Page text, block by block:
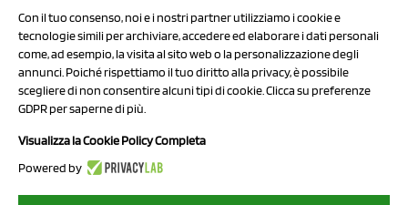
Privacy Policy
Cookie Policy
Chi Siamo
2023 NCX Drahorad srl - All rights reserved
Con il tuo consenso, noi e i nostri partner utilizziamo i cookie e
tecnologie simili per archiviare, accedere ed elaborare i dati personali
come, ad esempio, la visita al sito web o la personalizzazione degli
annunci. Poiché rispettiamo il tuo diritto alla privacy, è possibile
scegliere di non consentire alcuni tipi di cookie. Clicca su preferenze
GDPR per saperne di più.
Visualizza la Cookie Policy Completa
Powered by